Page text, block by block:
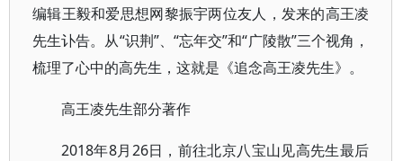
编辑王毅和爱思想网黎振宇两位友人，发来的高王凌
先生讣告。从“识荆”、“忘年交”和“广陵散”三个视角，
梳理了心中的高先生，这就是《追念高王凌先生》。
高王凌先生部分著作
2018年8月26日，前往北京八宝山见高先生最后